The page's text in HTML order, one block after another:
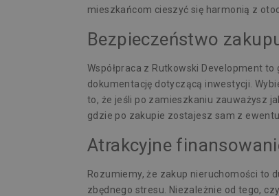
mieszkańcom cieszyć się harmonią z
Bezpieczeństwo
Współpraca z Rutkowski Development
dokumentację dotyczącą inwestycji.
to, że jeśli po zamieszkaniu zauważysz
gdzie po zakupie zostajesz sam z
Atrakcyjne
Rozumiemy, że zakup nieruchomości to
zbędnego stresu. Niezależnie od tego,